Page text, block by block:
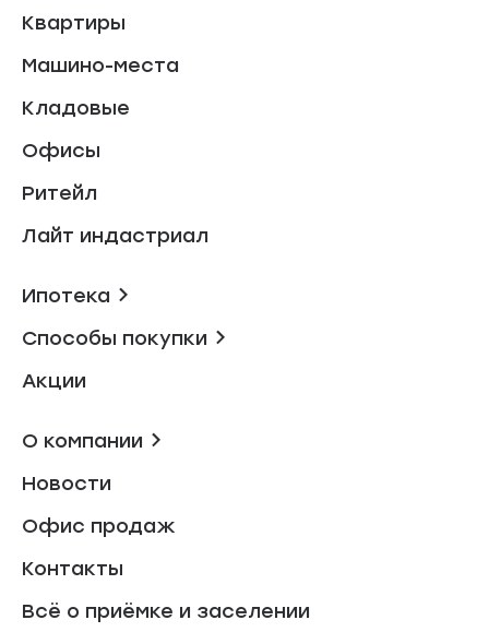
Квартиры
Машино-места
Кладовые
Офисы
Ритейл
Лайт индастриал
Ипотека
Способы покупки
Акции
О компании
Новости
Офис продаж
Контакты
Всё о приёмке и заселении